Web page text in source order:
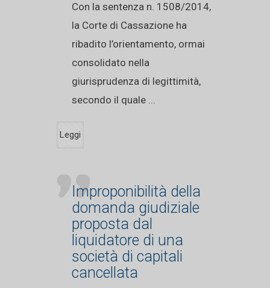
Con la sentenza n. 1508/2014,
la Corte di Cassazione ha
ribadito l’orientamento, ormai
consolidato nella
giurisprudenza di legittimità,
secondo il quale ...
Leggi
Improponibilità della
domanda giudiziale
proposta dal
liquidatore di una
società di capitali
cancellata